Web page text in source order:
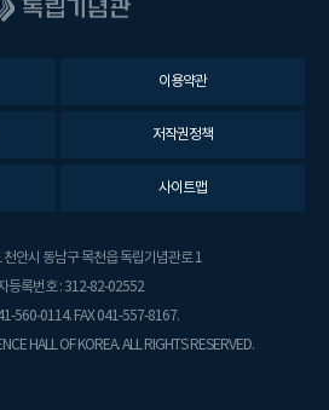
이용약관
저작권정책
사이트맵
안시 동남구 목천읍 독립기념관로 1
등록번호 : 312-82-02552
560-0114. FAX 041-557-8167.
HALL OF KOREA. ALL RIGHTS RESERVED.